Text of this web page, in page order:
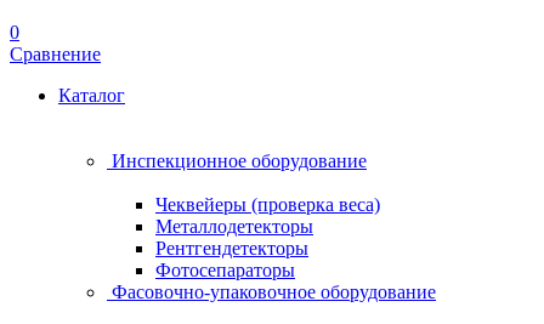
0
Сравнение
Каталог
Инспекционное оборудование
Чеквейеры (проверка веса)
Металлодетекторы
Рентгендетекторы
Фотосепараторы
Фасовочно-упаковочное оборудование